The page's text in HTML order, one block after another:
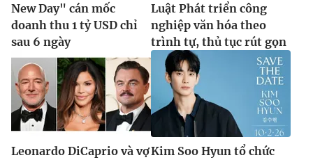
New Day" cán mốc
doanh thu 1 tỷ USD chỉ
sau 6 ngày
Luật Phát triển công
nghiệp văn hóa theo
trình tự, thủ tục rút gọn
Leonardo DiCaprio và vợKim Soo Hyun tổ chức